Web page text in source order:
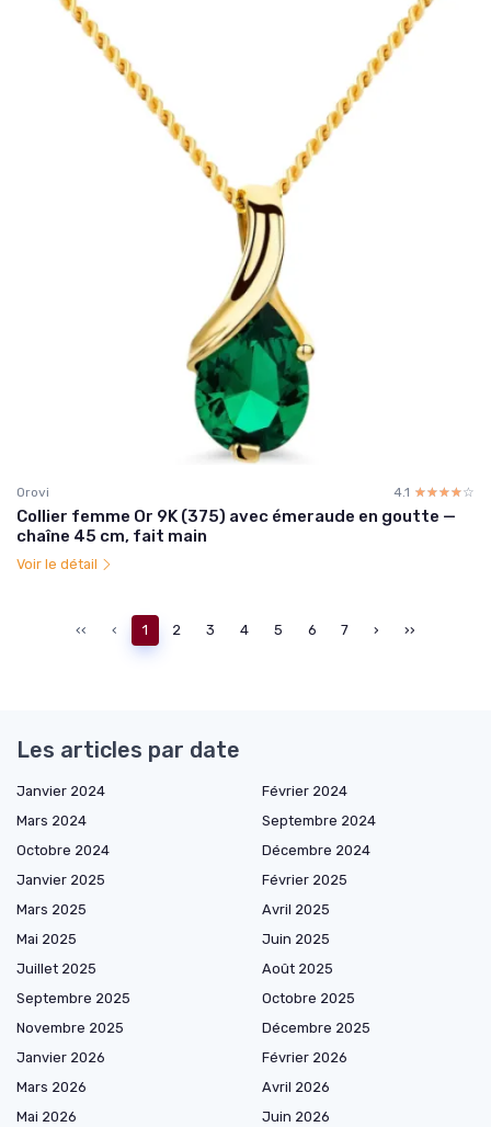
Orovi 4.1 ☆☆☆☆☆
★★★★★
Collier femme Or 9K (375) avec émeraude en goutte —
chaîne 45 cm, fait main
Voir le détail
‹‹ ‹ 1 2 3 4 5 6 7 › ››
Les articles par date
Janvier 2024
Février 2024
Mars 2024
Septembre 2024
Octobre 2024
Décembre 2024
Janvier 2025
Février 2025
Mars 2025
Avril 2025
Mai 2025
Juin 2025
Juillet 2025
Août 2025
Septembre 2025
Octobre 2025
Novembre 2025
Décembre 2025
Janvier 2026
Février 2026
Mars 2026
Avril 2026
Mai 2026
Juin 2026